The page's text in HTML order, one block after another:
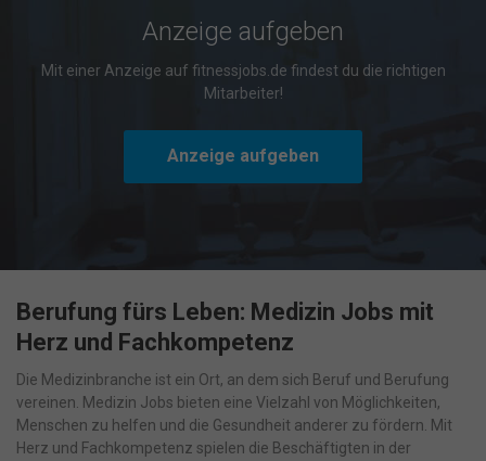
Anzeige aufgeben
Mit einer Anzeige auf fitnessjobs.de findest du die richtigen
Mitarbeiter!
Anzeige aufgeben
Berufung fürs Leben: Medizin Jobs mit
Herz und Fachkompetenz
Die Medizinbranche ist ein Ort, an dem sich Beruf und Berufung
vereinen. Medizin Jobs bieten eine Vielzahl von Möglichkeiten,
Menschen zu helfen und die Gesundheit anderer zu fördern. Mit
Herz und Fachkompetenz spielen die Beschäftigten in der